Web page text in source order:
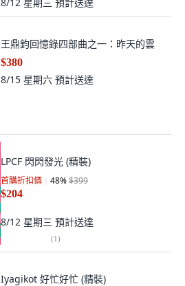
王鼎鈞回憶錄四部曲之一：昨天的雲
$380
8/15 星期六 預計送達
LPCF 閃閃發光 (精裝)
首購折扣價 48%$399
$204
8/12 星期三 預計送達
(1)
Iyagikot 好忙好忙 (精裝)